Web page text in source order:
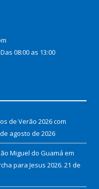
08:00 as 13:00
de Verão 2026 com
agosto de 2026
Miguel do Guamá em
para Jesus 2026. 21 de